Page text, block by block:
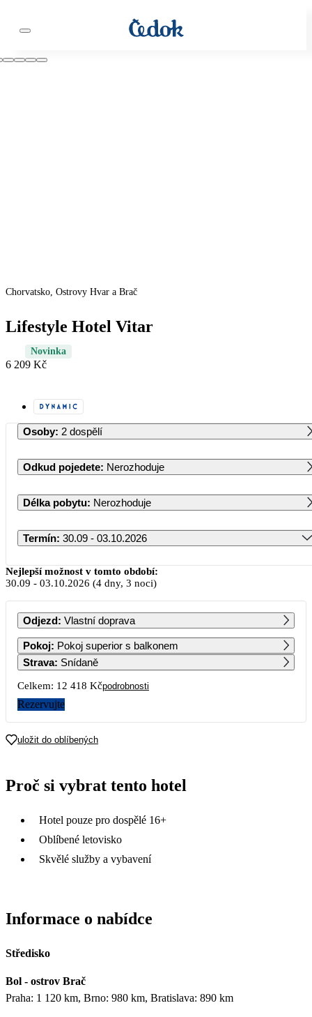
Chorvatsko, Ostrovy Hvar a Brač
Lifestyle Hotel Vitar
Novinka
6 209 Kč
Osoby: 2 dospělí
Odkud pojedete: Nerozhoduje
Délka pobytu: Nerozhoduje
Termín: 30.09 - 03.10.2026
Září 2026
PO ÚT ST ČT PÁ SO NE
1 2 3 4 5 6
7 8 9 10 11 12 13
21
28
7 159
29 30
Nejlepší možnost v tomto období:
30.09 - 03.10.2026 (4 dny, 3 noci)
Odjezd: Vlastní doprava
Pokoj:
Pokoj superior s balkonem
Strava: Snídaně
Celkem: 12 418 Kčpodrobnosti
Rezervujte
uložit do oblíbených
Proč si vybrat tento hotel
Hotel pouze pro dospělé 16+
Oblíbené letovisko
Skvělé služby a vybavení
Informace o nabídce
Středisko
Bol - ostrov Brač
Praha: 1 120 km, Brno: 980 km, Bratislava: 890 km